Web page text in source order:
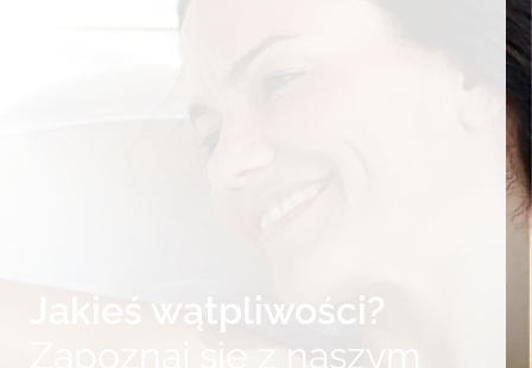
Jakieś wątpliwości?
Zapoznaj się z naszym